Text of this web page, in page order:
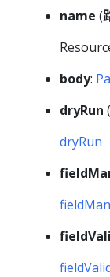
name (
body:
dryRun (
dryRun